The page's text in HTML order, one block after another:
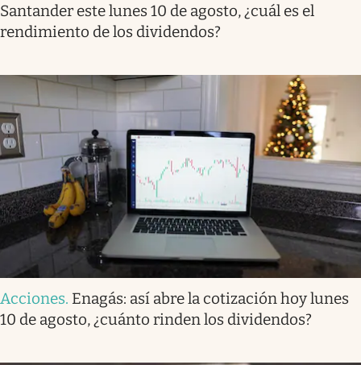
Santander este lunes 10 de agosto, ¿cuál es el
rendimiento de los dividendos?
Acciones. Enagás: así abre la cotización hoy lunes
10 de agosto, ¿cuánto rinden los dividendos?